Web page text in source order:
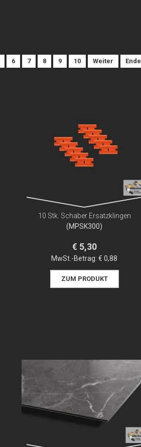
6 7 8 9 10 Weiter Ende
10 Stk. Schaber Ersatzklingen
(MPSK300)
€ 5,30
MwSt.-Betrag: € 0,88
ZUM PRODUKT